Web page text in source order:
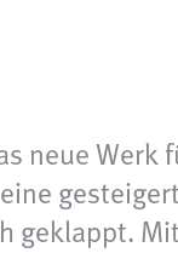
neue
geklappt.